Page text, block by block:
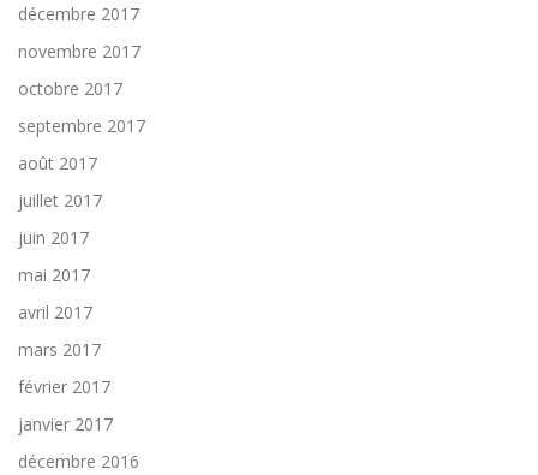
décembre 2017
novembre 2017
octobre 2017
septembre 2017
août 2017
juillet 2017
juin 2017
mai 2017
avril 2017
mars 2017
février 2017
janvier 2017
décembre 2016